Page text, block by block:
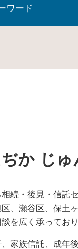
証書
ワード
談
区 司法書士
談
談
か じゅ
続・後見・信託
、瀬谷区、保土
を広く承っており
家族信託、成年